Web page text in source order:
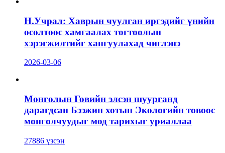
Н.Учрал: Хаврын чуулган иргэдийг үнийн
өсөлтөөс хамгаалах тогтоолын
хэрэгжилтийг хангуулахад чиглэнэ
2026-03-06
Монголын Говийн элсэн шуурганд
дарагдсан Бээжин хотын Экологийн төвөөс
монголчуудыг мод тарихыг уриаллаа
27886 үзсэн